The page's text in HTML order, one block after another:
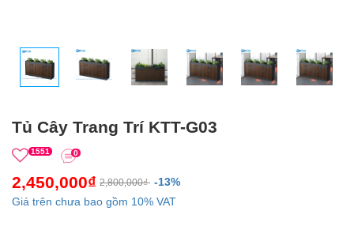
Tủ Cây Trang Trí KTT-G03
1551 0
2,450,000₫ 2,800,000₫ -13%
Giá trên chưa bao gồm 10% VAT